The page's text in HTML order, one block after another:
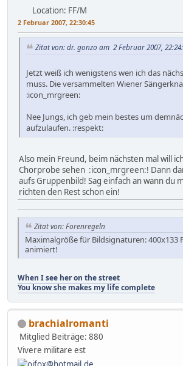
Location: FF/M
2 Februar 2007, 22:30:45
Zitat von: dr. gonzo am 2 Februar 2007,
Jetzt weiß ich wenigstens wen ich das
muss. Die versammelten Wiener
:icon_mrgreen:
Nee Jungs, ich geb mein bestes um
aufzulaufen. :respekt:
Also mein Freund, beim nächsten mal will
Chorprobe sehen :icon_mrgreen:! Dann
aufs Gruppenbild! Sag einfach an wann du
richten den Rest schon ein!
Zitat von: Forenregeln
Maximalgröße für Bildsignaturen: 400x133
animiert!
When I see her on the street
You know she makes my life complete
brachialromanti
Mitglied Beiträge: 880
Vivere militare est